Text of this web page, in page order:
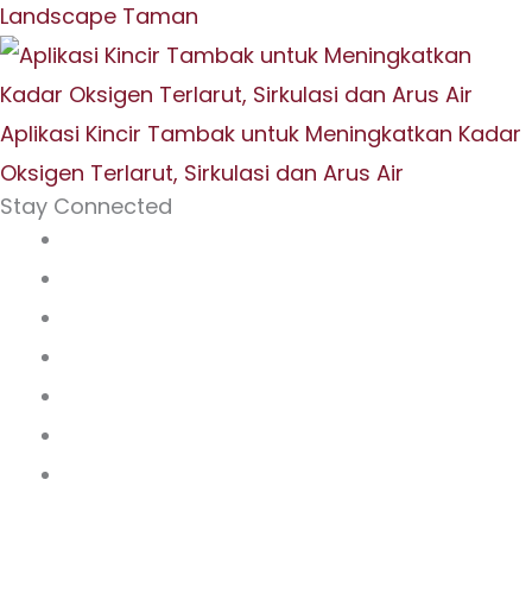
Landscape Taman
Aplikasi Kincir Tambak untuk Meningkatkan Kadar
Oksigen Terlarut, Sirkulasi dan Arus Air
Stay Connected